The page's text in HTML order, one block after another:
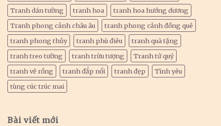
Tranh dán tường
tranh hoa
tranh hoa hướng dương
Tranh phong cảnh châu âu
tranh phong cảnh đồng quê
tranh phong thủy
tranh phù điêu
tranh quà tặng
tranh treo tường
tranh trừu tượng
Tranh tứ quý
tranh vẽ rồng
tranh đắp nổi tranh đẹp
Tình yêu
tùng cúc trúc mai
Bài viết mới